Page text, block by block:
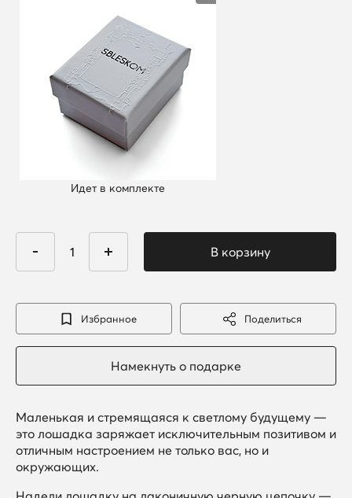
Идет в комплекте
Избранное Поделиться
Маленькая и стремящаяся к светлому будущему —
это лошадка заряжает исключительным позитивом и
отличным настроением не только вас, но и
окружающих.